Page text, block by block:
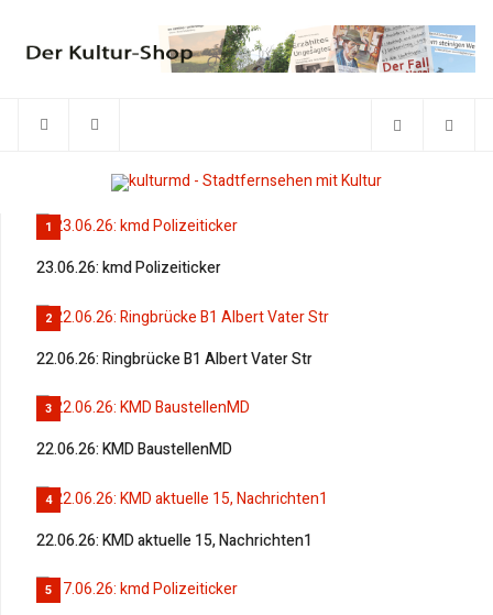
1
23.06.26: kmd Polizeiticker
2
22.06.26: Ringbrücke B1 Albert Vater Str
3
22.06.26: KMD BaustellenMD
4
22.06.26: KMD aktuelle 15, Nachrichten1
5